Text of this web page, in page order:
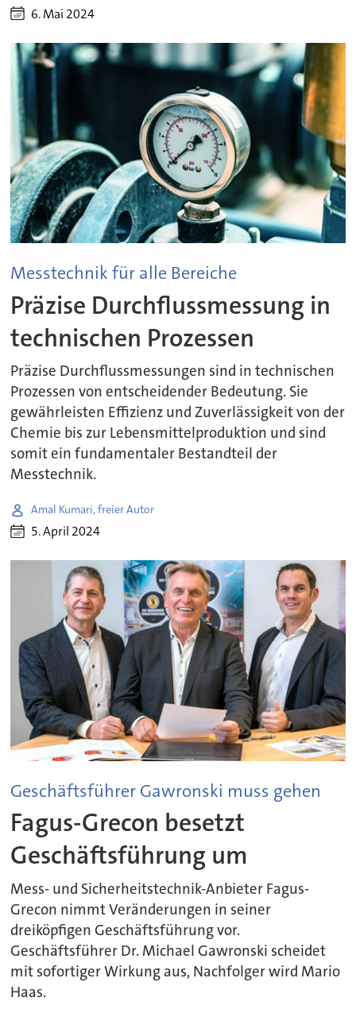
6. Mai 2024
Messtechnik für alle Bereiche
Präzise Durchflussmessung in
technischen Prozessen
Präzise Durchflussmessungen sind in technischen
Prozessen von entscheidender Bedeutung. Sie
gewährleisten Effizienz und Zuverlässigkeit von der
Chemie bis zur Lebensmittelproduktion und sind
somit ein fundamentaler Bestandteil der
Messtechnik.
Amal Kumari, freier Autor
5. April 2024
Geschäftsführer Gawronski muss gehen
Fagus-Grecon besetzt
Geschäftsführung um
Mess- und Sicherheitstechnik-Anbieter Fagus-
Grecon nimmt Veränderungen in seiner
dreiköpfigen Geschäftsführung vor.
Geschäftsführer Dr. Michael Gawronski scheidet
mit sofortiger Wirkung aus, Nachfolger wird Mario
Haas.